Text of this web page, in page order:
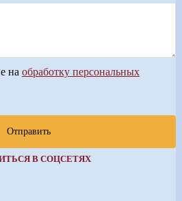
на обработку персональных
Отправить
В СОЦСЕТЯХ